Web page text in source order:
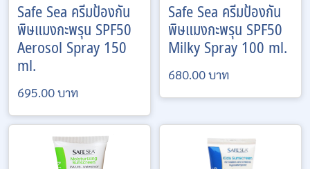
Safe Sea ครีมป้องกัน
พิษแมงกะพรุน SPF50
Aerosol Spray 150
ml.
695.00 บาท
Safe Sea ครีมป้องกัน
พิษแมงกะพรุน SPF50
Milky Spray 100 ml.
680.00 บาท